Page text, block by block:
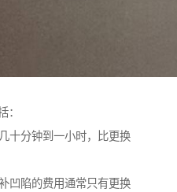
：
十分钟到一小时，比更换
凹陷的费用通常只有更换